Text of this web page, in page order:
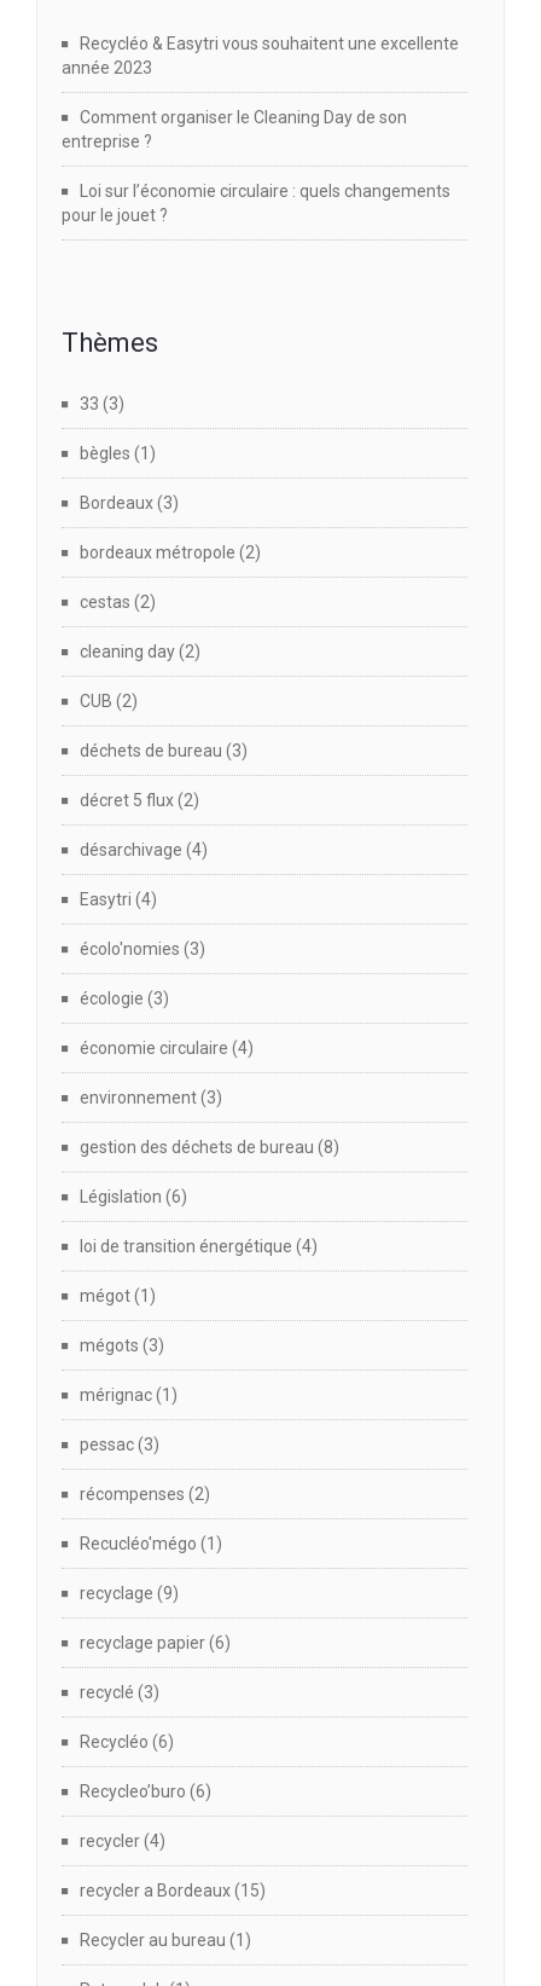
Recycléo & Easytri vous souhaitent une excellente
année 2023
Comment organiser le Cleaning Day de son
entreprise ?
Loi sur l’économie circulaire : quels changements
pour le jouet ?
Thèmes
33 (3)
bègles (1)
Bordeaux(3)
bordeaux métropole (2)
cestas (2)
cleaning day(2)
CUB (2)
déchets de bureau (3)
décret 5 flux(2)
désarchivage (4)
Easytri (4)
écolo'nomies (3)
écologie (3)
économie circulaire (4)
environnement(3)
gestion des déchets de bureau (8)
Législation (6)
loi de transition énergétique (4)
mégot(1)
mégots (3)
mérignac(1)
pessac(3)
récompenses (2)
Recucléo'mégo (1)
recyclage (9)
recyclage papier(6)
recyclé (3)
Recycléo (6)
Recycleo’buro (6)
recycler(4)
recycler a Bordeaux(15)
Recycler au bureau (1)